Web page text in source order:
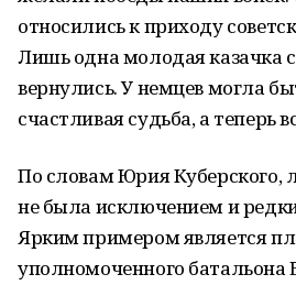
относились к приходу
Лишь одна молодая казачка
вернулись. У немцев могла
счастливая судьба, а теперь
По словам Юрия Куберского,
не была исключением и
Ярким примером является
уполномоченного батальона